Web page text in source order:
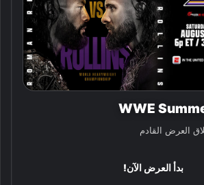
WWE
العرض القادم
بدأ العرض الآن!